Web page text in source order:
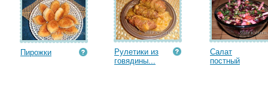
Пирожки
Рулетики из
говядины...
Салат
постный